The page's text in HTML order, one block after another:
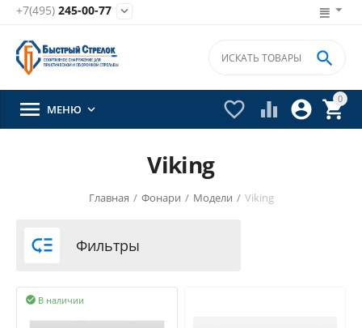
+7(495) 245-00-77 
0


 

 МЕНЮ 
Viking
Главная / Фонари / Модели / Viking
 Фильтры
В наличии
